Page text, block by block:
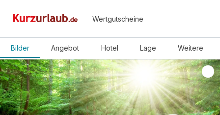
Wertgutscheine
Bilder Angebot Hotel Lage Weitere